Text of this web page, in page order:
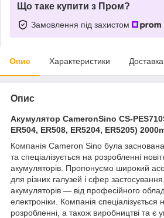
Що таке купити з Пром?
Замовлення під захистом
Опис Характеристики Доставка
Опис
Акумулятор CameronSino CS-
ER504, ER508, ER5204, ER5205)
Компанія Cameron Sino була
та спеціалізується на розробленні
акумуляторів. Пропонуємо широкий
для різних галузей і сфер
акумуляторів — від професійного
електроніки. Компанія спеціалізується
розробленні, а також виробництві та є